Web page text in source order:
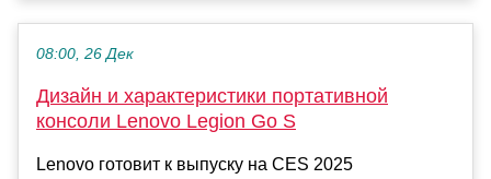
08:00, 26 Дек
Дизайн и характеристики портативной
консоли Lenovo Legion Go S
Lenovo готовит к выпуску на CES 2025